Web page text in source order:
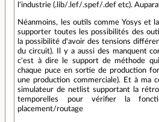
l'industrie (.lib/.lef/.spef/.def etc).
Néanmoins, les outils comme Yosys et
supporter toutes les possibilités des
la possibilité d'avoir des tensions
du circuit). Il y a aussi des manquent
c'est à dire le support de méthode
chaque puce en sortie de production
une production commerciale). Et à ma
simulateur de netlist supportant la
temporelles pour vérifier la
placement/routage